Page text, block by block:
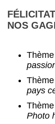
NOS
pays
Photo